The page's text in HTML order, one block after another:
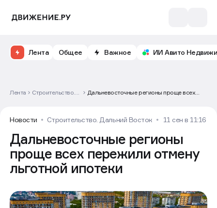
Лента Общее Важное ИИ Авито
Лента
Строительство.
Дальневосточные регионы проще всех
Новости Строительство. Дальний Восток 11 сен в 11:16
Дальневосточные регионы
проще всех пережили отмену
льготной ипотеки